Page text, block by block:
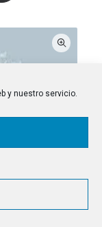
y nuestro servicio.